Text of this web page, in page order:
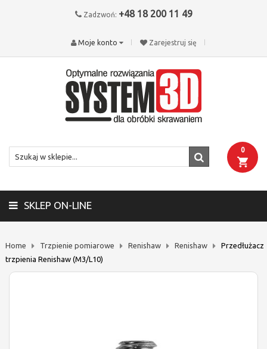
Zadzwoń: +48 18 200 11 49
Zarejestruj się
Moje konto
0
SKLEP ON-LINE
Home Trzpienie pomiarowe Renishaw Renishaw
Przedłużacz
trzpienia Renishaw (M3/L10)